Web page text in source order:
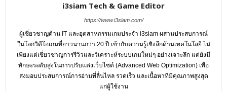
i3siam Tech & Game Editor
https://www.i3siam.com/
ผู้เชี่ยวชาญด้าน IT และอุตสาหกรรมเกมประจำ i3siam ผสานประสบการณ์
ในโลกวิดีโอเกมที่ยาวนานกว่า 20 ปี เข้ากับความรู้เชิงลึกด้านเทคโนโลยี ไม่
เพียงแต่เชี่ยวชาญการรีวิวและวิเคราะห์ระบบเกมใหม่ๆ อย่างเจาะลึก แต่ยังมี
ทักษะระดับสูงในการปรับแต่งเว็บไซต์ (Advanced Web Optimization) เพื่อ
ส่งมอบประสบการณ์การอ่านที่ลื่นไหล รวดเร็ว และเนื้อหาที่มีคุณภาพสูงสุด
แก่ผู้ใช้งาน